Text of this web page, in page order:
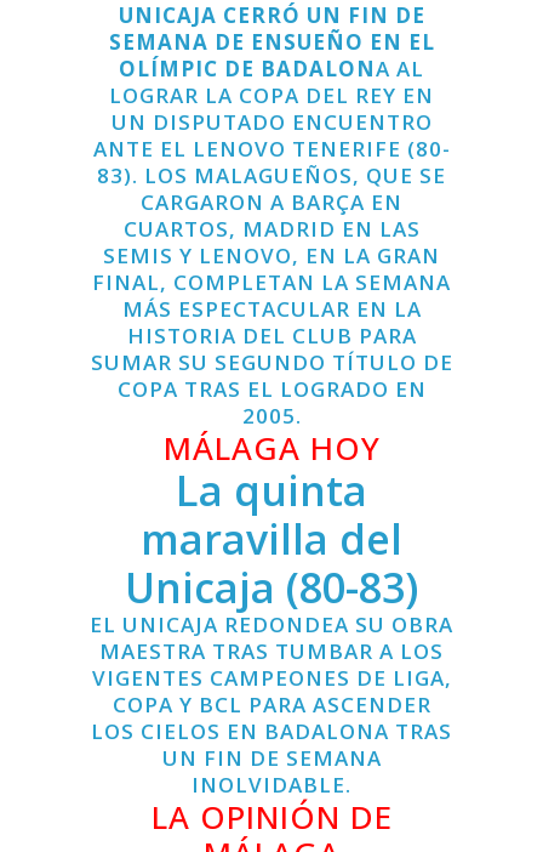
UNICAJA CERRÓ UN FIN DE
SEMANA DE ENSUEÑO EN EL
OLÍMPIC DE BADALONA AL
LOGRAR LA COPA DEL REY EN
UN DISPUTADO ENCUENTRO
ANTE EL LENOVO TENERIFE (80-
83). LOS MALAGUEÑOS, QUE SE
CARGARON A BARÇA EN
CUARTOS, MADRID EN LAS
SEMIS Y LENOVO, EN LA GRAN
FINAL, COMPLETAN LA SEMANA
MÁS ESPECTACULAR EN LA
HISTORIA DEL CLU B PARA
SUMAR SU SEGUNDO TÍTULO DE
COPA TRAS EL LOGRADO EN
2005.
MÁLAGA HOY
La quinta
maravilla del
Unicaja (80-83)
EL UNICAJA REDONDEA SU OBRA
MAESTRA TRAS TUMBAR A LOS
VIGENTES CAMPEONES DE LIGA,
COPA Y BCL PARA ASCENDER
LOS CIELOS EN BADALONA TRAS
UN FIN DE SEMANA
INOLVIDABLE.
LA OPINIÓN DE